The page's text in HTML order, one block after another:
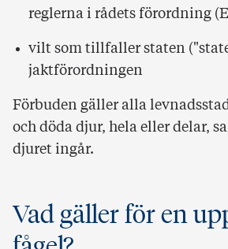
reglerna i rådets förordning
vilt som tillfaller staten
jaktförordningen
Förbuden gäller alla
och döda djur, hela eller delar,
djuret ingår.
Vad gäller för en